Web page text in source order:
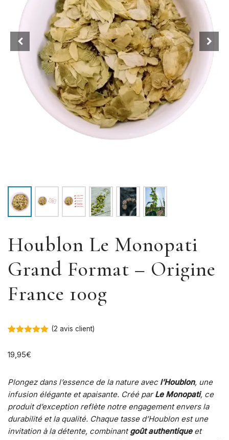
Houblon Le Monopati
Grand Format – Origine
France 100g
basé sur
(2 avis client)
19,95€
Plongez dans l’essence de la nature avec l’Houblon, une
infusion élégante et apaisante. Créé parLe Monopati, ce
produit d’exception reflète notre engagement envers la
durabilité et la qualité. Chaque tasse d’Houblon est une
invitation à la détente, combinantgoût authentiqueet